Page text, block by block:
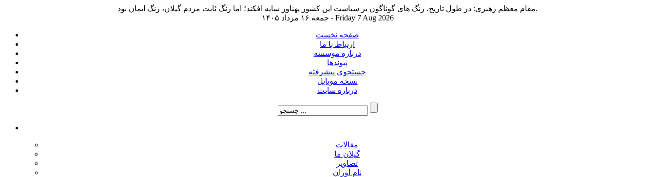
مقام معظم رهبری: در طول تاریخ، رنگ های گوناگون بر سیاست این کشور پهناور سایه افکند؛ اما رنگ ثابت مردم گیلان، رنگ ایمان بود.
جمعه ۱۶ مرداد ۱۴۰۵ - Friday 7 Aug 2026
صفحه نخست
ارتباط با ما
درباره موسسه
پیوندها
جستجوی پیشرفته
نسخه موبایل
درباره سایت
مقالات
گیلان ما
تصاویر
نام آوران